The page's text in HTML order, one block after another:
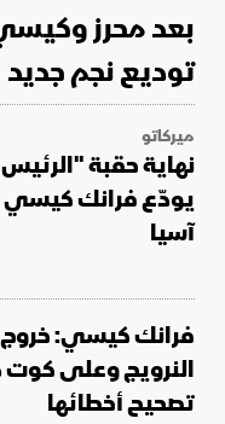
بعد محرز
توديع نجم جديد
ميركاتو
نهاية حقبة
يودّع فرانك كيسي
آسيا
فرانك كيسي: خروج
النرويج وعلى كوت
تصحيح أخطائها